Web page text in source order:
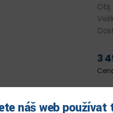
3
náš web